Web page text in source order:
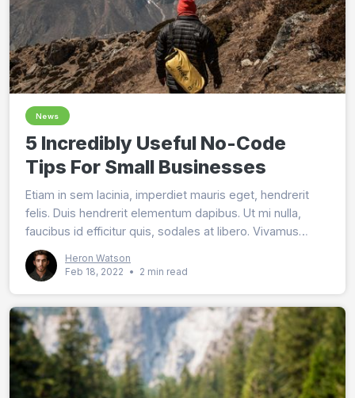
News
5 Incredibly Useful No-Code
Tips For Small Businesses
Etiam in sem lacinia, imperdiet mauris eget, hendrerit
felis. Duis hendrerit elementum dapibus. Ut mi nulla,
faucibus id efficitur quis, sodales at libero. Vivamus
lobortis magna nec purus tincidunt malesuada.
Heron Watson
Feb 18, 2022
• 2 min read